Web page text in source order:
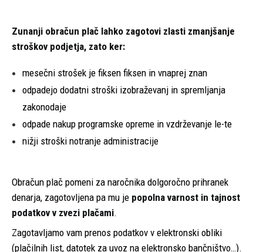
Zunanji obračun plač lahko zagotovi zlasti zmanjšanje
stroškov podjetja, zato ker:
mesečni strošek je fiksen fiksen in vnaprej znan
odpadejo dodatni stroški izobraževanj in spremljanja
zakonodaje
odpade nakup programske opreme in vzdrževanje le-te
nižji stroški notranje administracije
Obračun plač pomeni za naročnika dolgoročno prihranek
denarja, zagotovljena pa mu je popolna varnost in tajnost
podatkov v zvezi plačami.
Zagotavljamo vam prenos podatkov v elektronski obliki
(plačilnih list, datotek za uvoz na elektronsko bančništvo…).